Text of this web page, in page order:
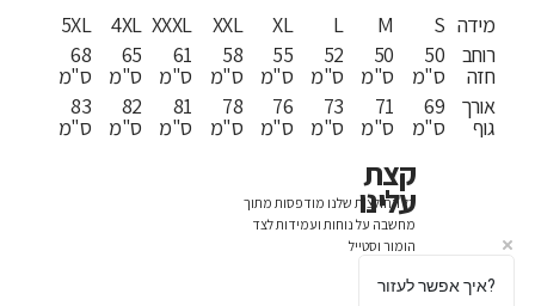
5XL
68
ס"מ
83
ס"מ
4XL
65
ס"מ
82
ס"מ
XXXL
61
ס"מ
81
ס"מ
XXL
58
ס"מ
78
ס"מ
XL
55
ס"מ
76
ס"מ
L
52
ס"מ
73
ס"מ
M
50
ס"מ
71
ס"מ
S
50
ס"מ
69
ס"מ
מידה
רוחב
חזה
אורך
גוף
כל החולצות שלנו מודפסות מתוך
מחשבה על נוחות ועמידות לצד
הומור וסטייל
קצת
עלינו
איך אפשר לעזור?